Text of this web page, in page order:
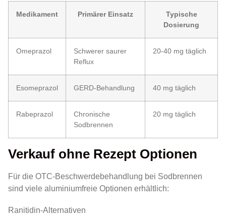
Medikament Primärer Einsatz
Typische
Dosierung
Omeprazol
Schwerer saurer
Reflux
20-40 mg täglich
Esomeprazol GERD-Behandlung 40 mg täglich
Rabeprazol
Chronische
Sodbrennen
20 mg täglich
Verkauf ohne Rezept Optionen
Für die OTC-Beschwerdebehandlung bei Sodbrennen
sind viele aluminiumfreie Optionen erhältlich:
Ranitidin-Alternativen